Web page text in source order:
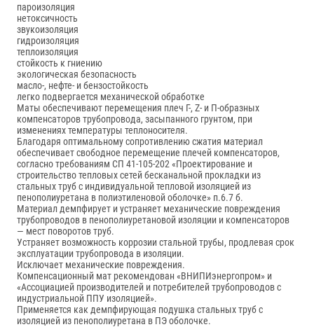
пароизоляция
нетоксичность
звукоизоляция
гидроизоляция
теплоизоляция
стойкость к гниению
экологическая безопасность
масло-, нефте- и бензостойкость
легко подвергается механической обработке
Маты обеспечивают перемещения плеч Г-, Z- и П-образных
компенсаторов трубопровода, засыпанного грунтом, при
изменениях температуры теплоносителя.
Благодаря оптимальному сопротивлению сжатия материал
обеспечивает свободное перемещение плечей компенсаторов,
согласно требованиям СП 41-105-202 «Проектирование и
строительство тепловых сетей бесканальной прокладки из
стальных труб с индивидуальной тепловой изоляцией из
пенополиуретана в полиэтиленовой оболочке» п.6.7 б.
Материал демпфирует и устраняет механические повреждения
трубопроводов в пенополиуретановой изоляции и компенсаторов
— мест поворотов труб.
Устраняет возможность коррозии стальной трубы, продлевая срок
эксплуатации трубопровода в изоляции.
Исключает механические повреждения.
Компенсационный мат рекомендован «ВНИПИэнергопром» и
«Ассоциацией производителей и потребителей трубопроводов с
индустриальной ППУ изоляцией».
Применяется как демпфирующая подушка стальных труб с
изоляцией из пенополиуретана в ПЭ оболочке.